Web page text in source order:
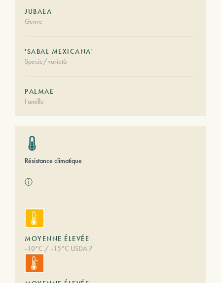
JUBAEA
Genre
'SABAL MEXICANA'
Specie/varietà
PALMAE
Famille
Résistance climatique
ⓘ
MOYENNE ÉLEVÉE
-10°C / -15°C USDA 7